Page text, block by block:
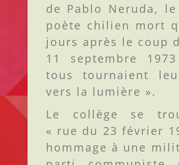
de Pablo Neruda, le
poète chilien mort
jours après le coup
11 septembre
tous tournaient
vers la lumière ».
Le collège se
« rue du 23 février
hommage à une